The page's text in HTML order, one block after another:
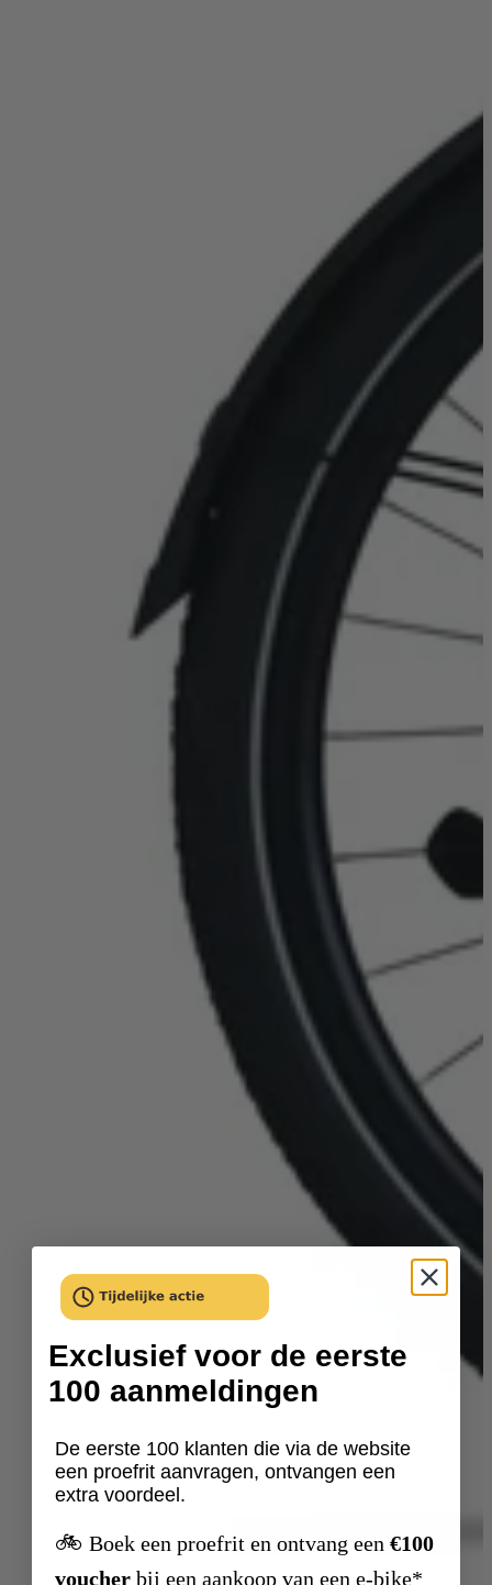
Exclusief voor de eerste
100 aanmeldingen
De eerste 100 klanten die via de website
een proefrit aanvragen, ontvangen een
extra voordeel.
🚲 Boek een proefrit en ontvang een €100
voucher bij een aankoop van een e-bike*